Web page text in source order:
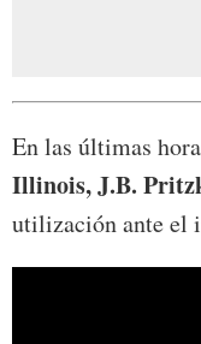
En las últimas
Illinois, J.B.
utilización ante el